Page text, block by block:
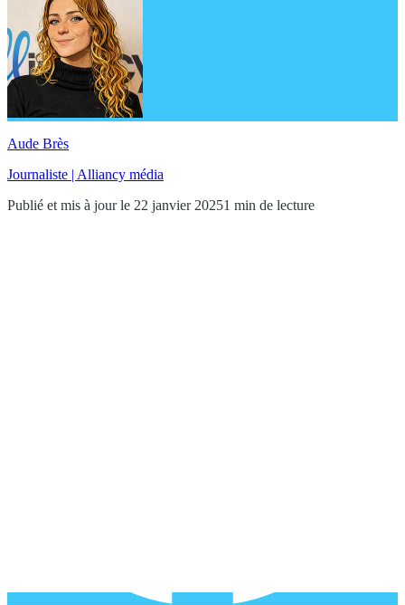
Aude Brès
Journaliste | Alliancy média
Publié et mis à jour le 22 janvier 20251 min de lecture